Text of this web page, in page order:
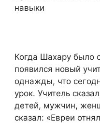
навыки
Когда Шахару было
появился новый
однажды, что
урок. Учитель
детей, мужчин,
сказал: «Евреи